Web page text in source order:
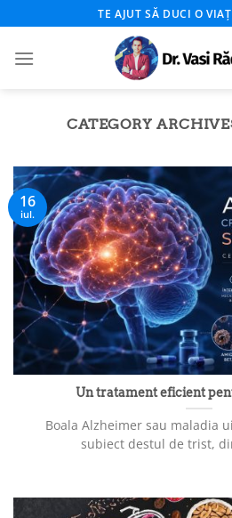
to
content
TE AJUT SĂ DUCI O
CATEGORY
Un tratament eficient
Boala Alzheimer sau maladia
subiect destul de trist,
16
iul.